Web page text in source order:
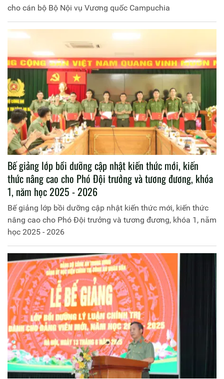
cho cán bộ Bộ Nội vụ Vương quốc Campuchia
Bế giảng lớp bồi dưỡng cập nhật kiến thức mới, kiến
thức nâng cao cho Phó Đội trưởng và tương đương, khóa
1, năm học 2025 - 2026
Bế giảng lớp bồi dưỡng cập nhật kiến thức mới, kiến thức
nâng cao cho Phó Đội trưởng và tương đương, khóa 1, năm
học 2025 - 2026